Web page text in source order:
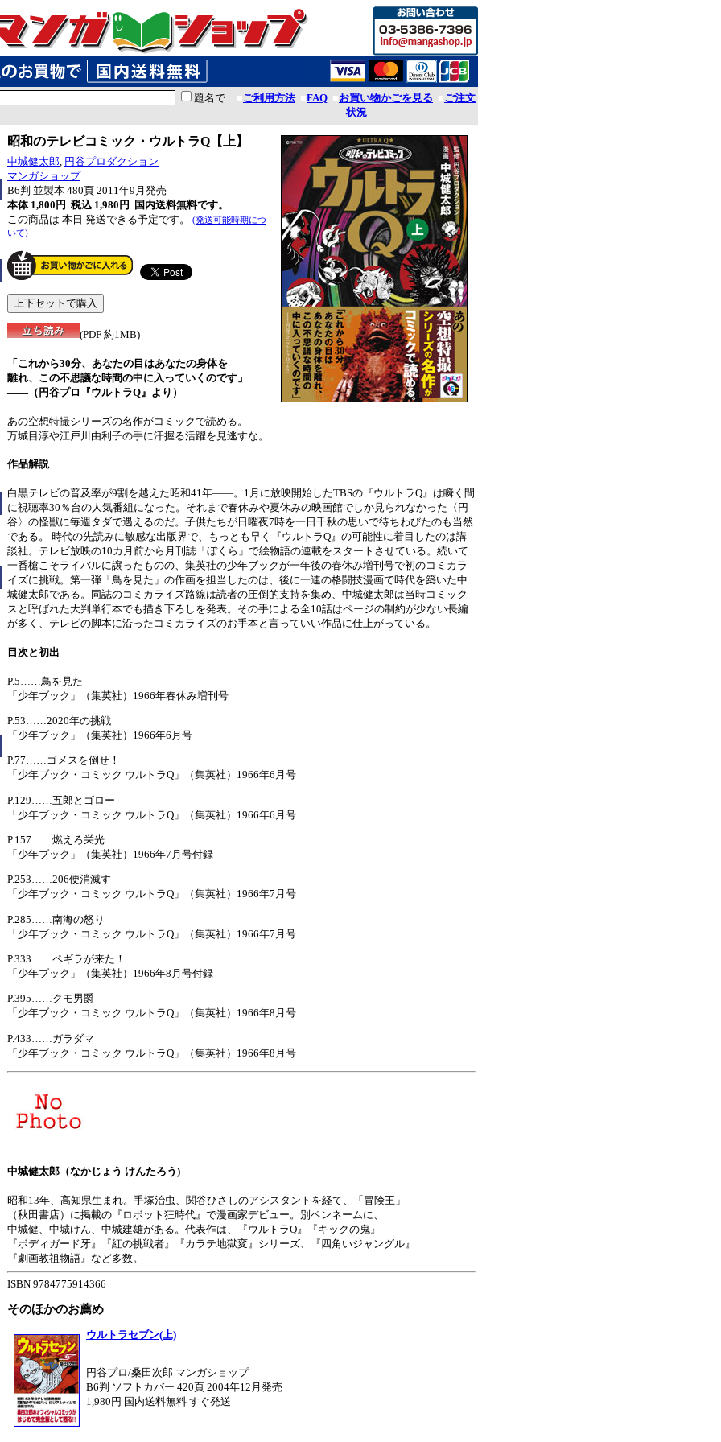
題名で ■ご利用方法■FAQ ■お買い物かごを見る ■ご注文
状況
昭和のテレビコミック・ウルトラQ【上】
中城健太郎, 円谷プロダクション
マンガショップ
B6判 並製本 480頁 2011年9月発売
本体 1,800円 税込 1,980円
国内送料無料です。
この商品は 本日 発送できる予定です。
(発送可能時期につ
いて)
(PDF 約1MB)
「これから30分、あなたの目はあなたの身体を
離れ、この不思議な時間の中に入っていくのです」
――（円谷プロ『ウルトラQ』より）
あの空想特撮シリーズの名作がコミックで読める。
万城目淳や江戸川由利子の手に汗握る活躍を見逃すな。
作品解説
白黒テレビの普及率が9割を越えた昭和41年――。1月に放映開始したTBSの『ウルトラQ』は瞬く間
に視聴率30％台の人気番組になった。それまで春休みや夏休みの映画館でしか見られなかった〈円
谷〉の怪獣に毎週タダで遇えるのだ。子供たちが日曜夜7時を一日千秋の思いで待ちわびたのも当然
である。 時代の先読みに敏感な出版界で、もっとも早く『ウルトラQ』の可能性に着目したのは講
談社。テレビ放映の10カ月前から月刊誌「ぼくら」で絵物語の連載をスタートさせている。続いて
一番槍こそライバルに譲ったものの、集英社の少年ブックが一年後の春休み増刊号で初のコミカラ
イズに挑戦。第一弾「鳥を見た」の作画を担当したのは、後に一連の格闘技漫画で時代を築いた中
城健太郎である。同誌のコミカライズ路線は読者の圧倒的支持を集め、中城健太郎は当時コミック
スと呼ばれた大判単行本でも描き下ろしを発表。その手による全10話はページの制約が少ない長編
が多く、テレビの脚本に沿ったコミカライズのお手本と言っていい作品に仕上がっている。
目次と初出
P.5……鳥を見た
「少年ブック」（集英社）1966年春休み増刊号
P.53……2020年の挑戦
「少年ブック」（集英社）1966年6月号
P.77……ゴメスを倒せ！
「少年ブック・コミック ウルトラQ」（集英社）1966年6月号
P.129……五郎とゴロー
「少年ブック・コミック ウルトラQ」（集英社）1966年6月号
P.157……燃えろ栄光
「少年ブック」（集英社）1966年7月号付録
P.253……206便消滅す
「少年ブック・コミック ウルトラQ」（集英社）1966年7月号
P.285……南海の怒り
「少年ブック・コミック ウルトラQ」（集英社）1966年7月号
P.333……ペギラが来た！
「少年ブック」（集英社）1966年8月号付録
P.395……クモ男爵
「少年ブック・コミック ウルトラQ」（集英社）1966年8月号
P.433……ガラダマ
「少年ブック・コミック ウルトラQ」（集英社）1966年8月号
中城健太郎（なかじょう けんたろう)
昭和13年、高知県生まれ。手塚治虫、関谷ひさしのアシスタントを経て、「冒険王」
（秋田書店）に掲載の『ロボット狂時代』で漫画家デビュー。別ペンネームに、
中城健、中城けん、中城建雄がある。代表作は、『ウルトラQ』『キックの鬼』
『ボディガード牙』『紅の挑戦者』『カラテ地獄変』シリーズ、『四角いジャングル』
『劇画教祖物語』など多数。
ISBN 9784775914366
そのほかのお薦め
ウルトラセブン(上)
円谷プロ/桑田次郎 マンガショップ
B6判 ソフトカバー 420頁 2004年12月発売
1,980円 国内送料無料 すぐ発送